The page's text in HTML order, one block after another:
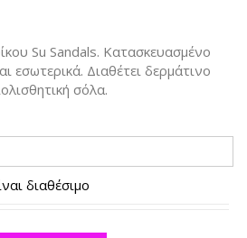
Su Sandals. Κατασκευασμένο
εσωτερικά. Διαθέτει δερμάτινο
σόλα.
διαθέσιμο